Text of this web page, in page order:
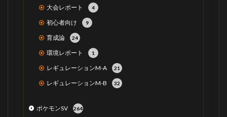
大会レポート 4
初心者向け 9
育成論 24
環境レポート 1
レギュレーションM-A 21
レギュレーションM-B 32
ポケモンSV 264